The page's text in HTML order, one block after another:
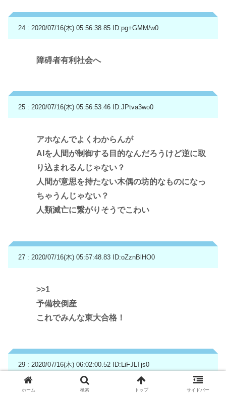
24 : 2020/07/16(木) 05:56:38.85 ID:pg+GMM/w0
障碍者有利社会へ
25 : 2020/07/16(木) 05:56:53.46 ID:JPtva3wo0
アホなんでよくわからんが
AIを人間が制御する目的なんだろうけど逆に取
り込まれるんじゃない？
人間が意思を持たない木偶の坊的なものになっ
ちゃうんじゃない？
人類滅亡に繋がりそうでこわい
27 : 2020/07/16(木) 05:57:48.83 ID:oZznBlHO0
>>1
予備校倒産
これでみんな東大合格！
29 : 2020/07/16(木) 06:02:00.52 ID:LiFJLTjs0
ホーム 検索 トップ サイドバー